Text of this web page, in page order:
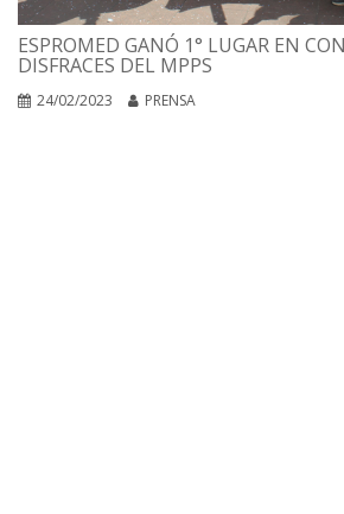
ESPROMED GANÓ 1° LUGAR EN
DISFRACES DEL MPPS
24/02/2023 PRENSA